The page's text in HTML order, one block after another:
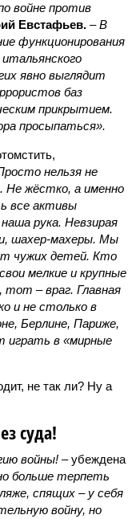
войне против
Евстафьев. –В
функционирования
явно выглядит
баз
прикрытием.
просыпаться».
нельзя не
жёстко, а именно
все активы
рука. Невзирая
шахер-махеры. Мы
чужих детей. Кто
мелкие и крупные
– враг. Главная
и не столько в
Берлине, Париже,
играть в «мирные
не так ли? Ну а
суда!
войны! – убеждена
больше терпеть
спящих – у себя
войну, но